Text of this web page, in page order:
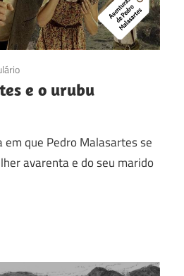
e o urubu
que Pedro Malasartes se
avarenta e do seu marido